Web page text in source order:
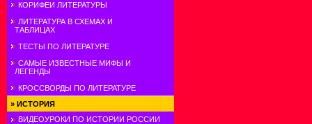
КОРИФЕИ ЛИТЕРАТУРЫ
ЛИТЕРАТУРА В СХЕМАХ И
ТАБЛИЦАХ
ТЕСТЫ ПО ЛИТЕРАТУРЕ
САМЫЕ ИЗВЕСТНЫЕ МИФЫ И
ЛЕГЕНДЫ
КРОССВОРДЫ ПО ЛИТЕРАТУРЕ
» ИСТОРИЯ
ВИДЕОУРОКИ ПО ИСТОРИИ РОССИИ